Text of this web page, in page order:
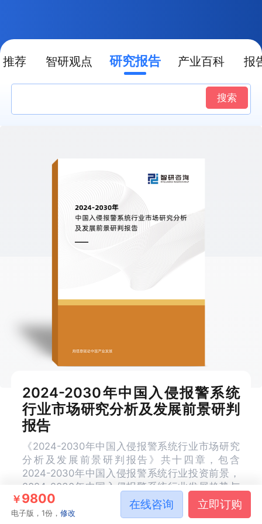
推荐 智研观点 研究报告 产业百科 报
搜索
2024-2030年中国入侵报警系统
行业市场研究分析及发展前景研判
报告
《2024-2030年中国入侵报警系统行业市场研究
分析及发展前景研判报告》共十四章，包含
2024-2030年中国入侵报警系统行业投资前景，
2024-2030年中国入侵报警系统行业发展趋势与
投资战略分析，研究结论及建议等内容。
￥9800
电子版，1份，修改
在线咨询 立即订购